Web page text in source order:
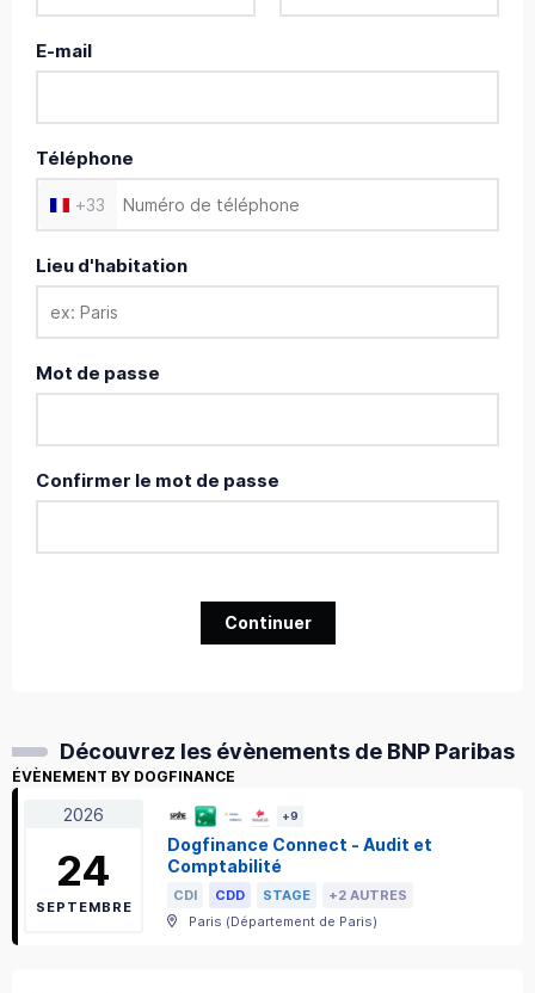
E-mail
Téléphone
+33
Lieu d'habitation
Mot de passe
Confirmer le mot de passe
Continuer
Découvrez les évènements de BNP Paribas
ÉVÈNEMENT BY DOGFINANCE
2026
24
SEPTEMBRE
+9
Dogfinance Connect - Audit et
Comptabilité
CDI CDD STAGE
+2 AUTRES
Paris (Département de Paris)